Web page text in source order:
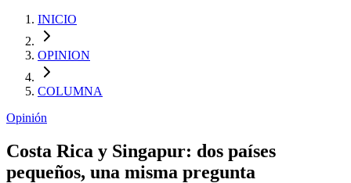
INICIO
OPINION
COLUMNA
Opinión
Costa Rica y Singapur: dos países
pequeños, una misma pregunta